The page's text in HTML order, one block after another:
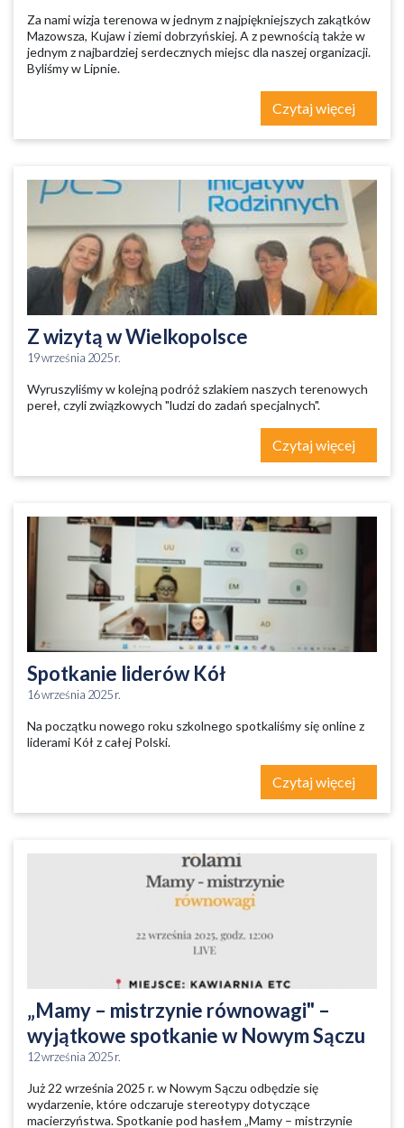
Za nami wizja terenowa w jednym z najpiękniejszych zakątków
Mazowsza, Kujaw i ziemi dobrzyńskiej. A z pewnością także w
jednym z najbardziej serdecznych miejsc dla naszej organizacji.
Byliśmy w Lipnie.
Czytaj więcej
Z wizytą w Wielkopolsce
19 września 2025 r.
Wyruszyliśmy w kolejną podróż szlakiem naszych terenowych
pereł, czyli związkowych "ludzi do zadań specjalnych".
Czytaj więcej
Spotkanie liderów Kół
16 września 2025 r.
Na początku nowego roku szkolnego spotkaliśmy się online z
liderami Kół z całej Polski.
Czytaj więcej
„Mamy – mistrzynie równowagi" –
wyjątkowe spotkanie w Nowym Sączu
12 września 2025 r.
Już 22 września 2025 r. w Nowym Sączu odbędzie się
wydarzenie, które odczaruje stereotypy dotyczące
macierzyństwa. Spotkanie pod hasłem „Mamy – mistrzynie